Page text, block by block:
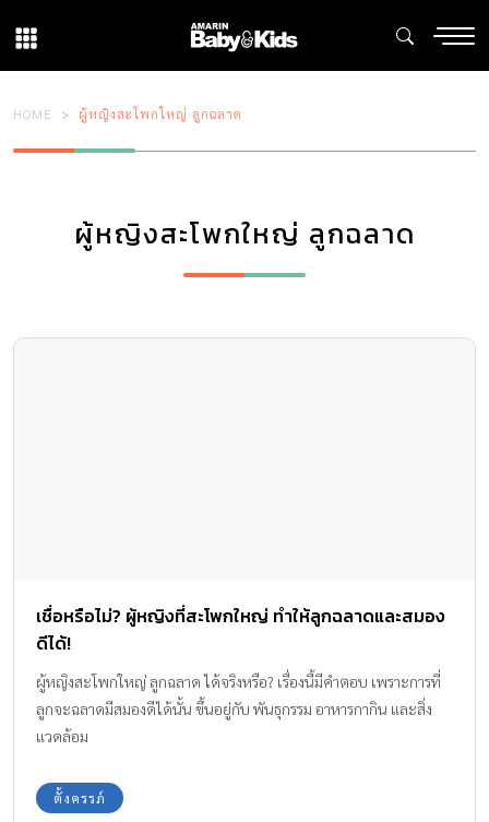
HOME ผู้หญิงสะโพกใหญ่ ลูกฉลาด
ผู้หญิงสะโพกใหญ่ ลูกฉลาด
เชื่อหรือไม่? ผู้หญิงที่สะโพกใหญ่ ทำให้ลูกฉลาดและสมอง
ดีได้!
ผู้หญิงสะโพกใหญ่ ลูกฉลาด ได้จริงหรือ? เรื่องนี้มีคำตอบ เพราะการที่
ลูกจะฉลาดมีสมองดีได้นั้น ขึ้นอยู่กับ พันธุกรรม อาหารกากิน และสิ่ง
แวดล้อม
ตั้งครรภ์